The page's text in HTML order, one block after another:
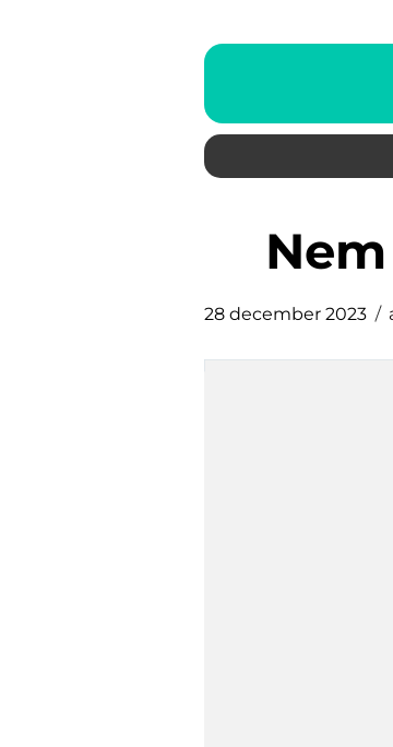
28 december 2023